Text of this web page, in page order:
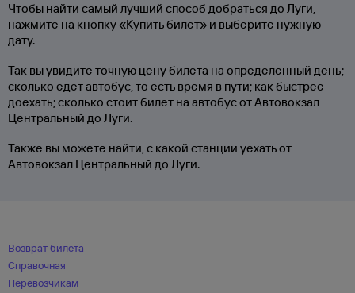
Чтобы найти самый лучший способ добраться до Луги,
нажмите на кнопку «Купить билет» и выберите нужную
дату.
Так вы увидите точную цену билета на определенный день;
сколько едет автобус, то есть время в пути; как быстрее
доехать; сколько стоит билет на автобус от Автовокзал
Центральный до Луги.
Также вы можете найти, с какой станции уехать от
Автовокзал Центральный до Луги.
Возврат билета
Справочная
Перевозчикам